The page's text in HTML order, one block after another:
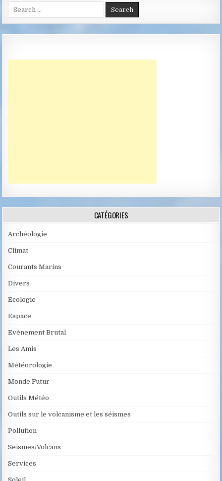
for:
CATÉGORIES
Archéologie
Climat
Courants Marins
Divers
Ecologie
Espace
Evènement Brutal
Les Amis
Météorologie
Monde Futur
Outils Météo
Outils sur le volcanisme et les séismes
Pollution
Seismes/Volcans
Services